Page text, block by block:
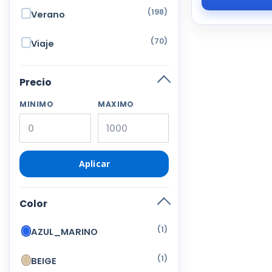
Verano (198)
Viaje (70)
Precio
MINIMO MAXIMO
Aplicar
Color
AZUL_MARINO (1)
BEIGE (1)